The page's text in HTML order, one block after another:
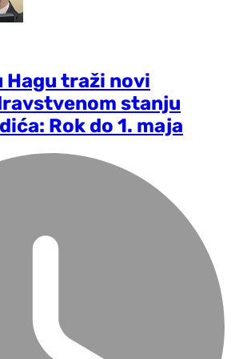
Hagu traži novi
stanju
Rok do 1. maja